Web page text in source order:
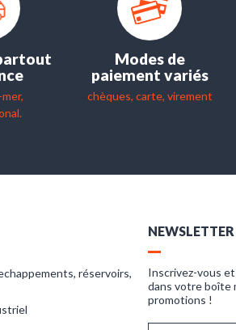
Modes de
paiement variés
chèques, carte, virement
réservoirs,
NEWSLETTER
Inscrivez-vous
dans votre boîte
promotions !